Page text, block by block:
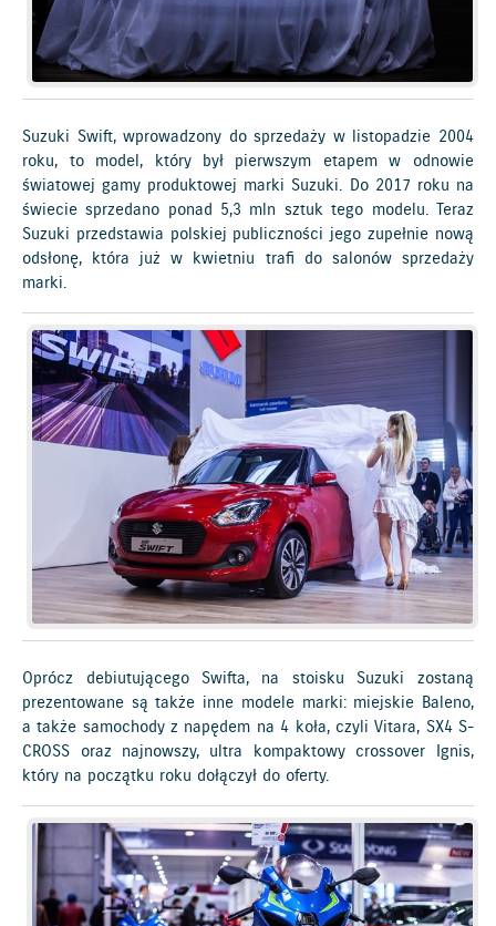
Suzuki Swift, wprowadzony do sprzedaży w listopadzie 2004
roku, to model, który był pierwszym etapem w odnowie
światowej gamy produktowej marki Suzuki. Do 2017 roku na
świecie sprzedano ponad 5,3 mln sztuk tego modelu. Teraz
Suzuki przedstawia polskiej publiczności jego zupełnie nową
odsłonę, która już w kwietniu trafi do salonów sprzedaży
marki.
Oprócz debiutującego Swifta, na stoisku Suzuki zostaną
prezentowane są także inne modele marki: miejskie Baleno,
a także samochody z napędem na 4 koła, czyli Vitara, SX4 S-
CROSS oraz najnowszy, ultra kompaktowy crossover Ignis,
który na początku roku dołączył do oferty.